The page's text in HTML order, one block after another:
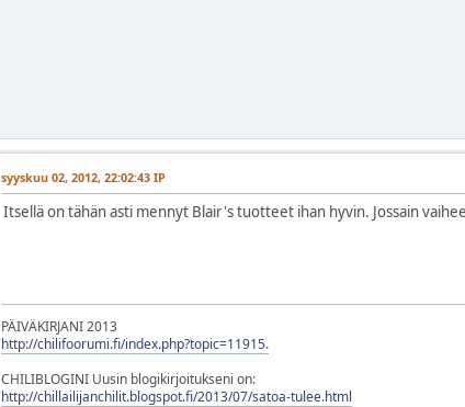
syyskuu 02, 2012, 22:02:43 IP
Itsellä on tähän asti mennyt Blair's tuotteet ihan hyvin. Jossain
PÄIVÄKIRJANI 2013
http://chilifoorumi.fi/index.php?topic=11915.
CHILIBLOGINI Uusin blogikirjoitukseni on:
http://chillailijanchilit.blogspot.fi/2013/07/satoa-tulee.html